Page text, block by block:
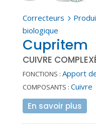
Correcteurs 5
biologique
Cupritem
CUIVRE
FONCTIONS : Apport
COMPOSANTS : Cuivre
En savoir plus